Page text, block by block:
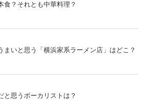
食？それとも中華料理？
まいと思う「横浜家系ラーメン店」はどこ？
と思うボーカリストは？